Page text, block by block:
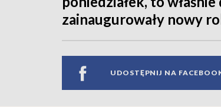
zainaugurowały nowy
UDOSTĘPNIJ NA